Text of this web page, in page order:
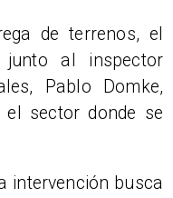
de terrenos, el
junto al inspector
Pablo Domke,
sector donde se
intervención busca